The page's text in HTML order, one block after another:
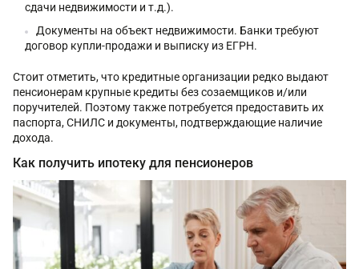
сдачи недвижимости и т.д.).
Документы на объект недвижимости. Банки требуют
договор купли-продажи и выписку из ЕГРН.
Стоит отметить, что кредитные организации редко выдают
пенсионерам крупные кредиты без созаемщиков и/или
поручителей. Поэтому также потребуется предоставить их
паспорта, СНИЛС и документы, подтверждающие наличие
дохода.
Как получить ипотеку для пенсионеров